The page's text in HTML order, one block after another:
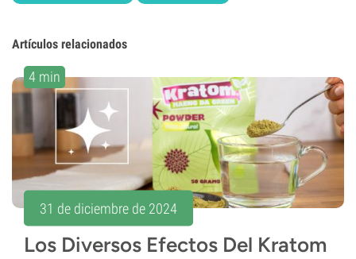
Artículos relacionados
4 min
31 de diciembre de 2024
Los Diversos Efectos Del Kratom